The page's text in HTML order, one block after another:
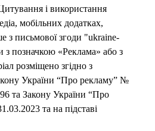
і використання
мобільних додатках,
з письмової згоди "ukraine-
з позначкою «Реклама» або з
розміщено згідно з
України “Про рекламу” №
та Закону України “Про
та на підставі